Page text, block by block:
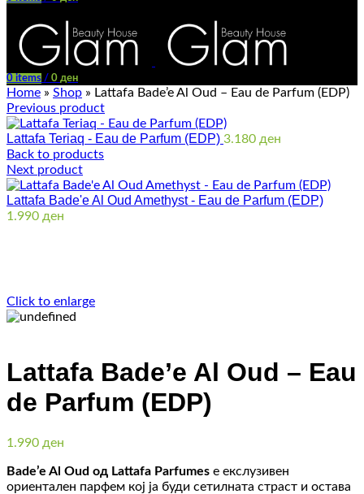
0 items / 0 ден
Home » Shop » Lattafa Bade’e Al Oud – Eau de Parfum (EDP)
Previous product
Lattafa Teriaq - Eau de Parfum (EDP) 3.180 ден
Back to products
Next product
Lattafa Bade'e Al Oud Amethyst - Eau de Parfum (EDP)
1.990 ден
Click to enlarge
Lattafa Bade’e Al Oud – Eau
de Parfum (EDP)
1.990 ден
Bade’e Al Oud од Lattafa Parfumes е екслузивен
ориентален парфем кој ја буди сетилната страст и остава